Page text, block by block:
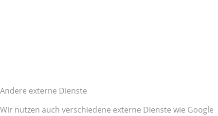
Andere externe Dienste
Wir nutzen auch verschiedene externe Dienste wie Google